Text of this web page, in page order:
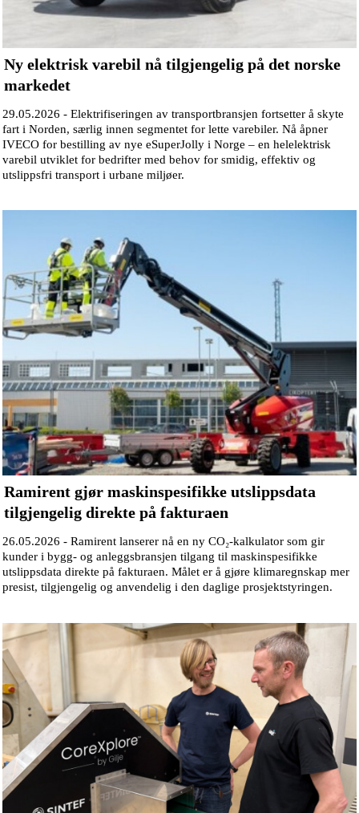
Ny elektrisk varebil nå tilgjengelig på det norske
markedet
29.05.2026 - Elektrifiseringen av transportbransjen fortsetter å skyte
fart i Norden, særlig innen segmentet for lette varebiler. Nå åpner
IVECO for bestilling av nye eSuperJolly i Norge – en helelektrisk
varebil utviklet for bedrifter med behov for smidig, effektiv og
utslippsfri transport i urbane miljøer.
Ramirent gjør maskinspesifikke utslippsdata
tilgjengelig direkte på fakturaen
26.05.2026 - Ramirent lanserer nå en ny CO₂-kalkulator som gir
kunder i bygg- og anleggsbransjen tilgang til maskinspesifikke
utslippsdata direkte på fakturaen. Målet er å gjøre klimaregnskap mer
presist, tilgjengelig og anvendelig i den daglige prosjektstyringen.